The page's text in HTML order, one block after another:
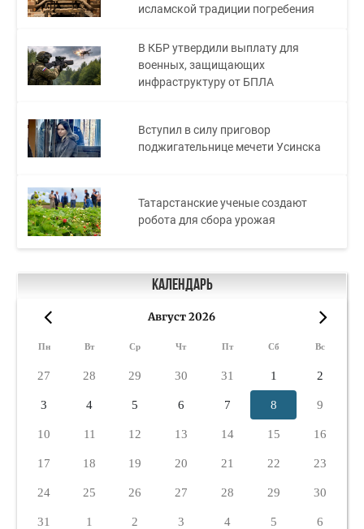
исламской традиции погребения
В КБР утвердили выплату для
военных, защищающих
инфраструктуру от БПЛА
Вступил в силу приговор
поджигательнице мечети Усинска
Татарстанские ученые создают
робота для сбора урожая
Календарь
Август 2026
Пн Вт Ср Чт Пт Сб Вс
27 28 29 30 31 1 2
3 4 5 6 7 8 9
10 11 12 13 14 15 16
17 18 19 20 21 22 23
24 25 26 27 28 29 30
31 1 2 3 4 5 6